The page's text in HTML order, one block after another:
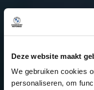
Deze website maakt
We gebruiken cookies
personaliseren, om